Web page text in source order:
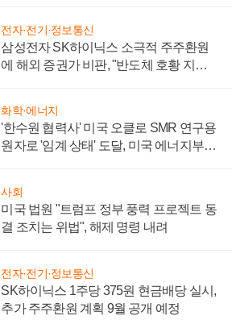
전자·전기·정보통신
삼성전자 SK하이닉스 소극적 주주환원
에 해외 증권가 비판, "반도체 호황 지속
화학·에너지
'한수원 협력사' 미국 오클로 SMR 연구용
원자로 '임계 상태' 도달, 미국 에너지부
사회
미국 법원 "트럼프 정부 풍력 프로젝트 동
결 조치는 위법", 해제 명령 내려
전자·전기·정보통신
SK하이닉스 1주당 375원 현금배당 실시,
추가 주주환원 계획 9월 공개 예정